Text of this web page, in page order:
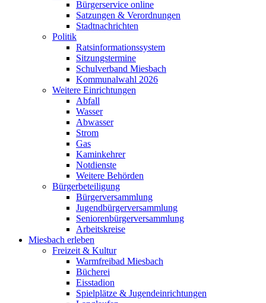
Bürgerservice online
Satzungen & Verordnungen
Stadtnachrichten
Politik
Ratsinformationssystem
Sitzungstermine
Schulverband Miesbach
Kommunalwahl 2026
Weitere Einrichtungen
Abfall
Wasser
Abwasser
Strom
Gas
Kaminkehrer
Notdienste
Weitere Behörden
Bürgerbeteiligung
Bürgerversammlung
Jugendbürgerversammlung
Seniorenbürgerversammlung
Arbeitskreise
Miesbach erleben
Freizeit & Kultur
Warmfreibad Miesbach
Bücherei
Eisstadion
Spielplätze & Jugendeinrichtungen